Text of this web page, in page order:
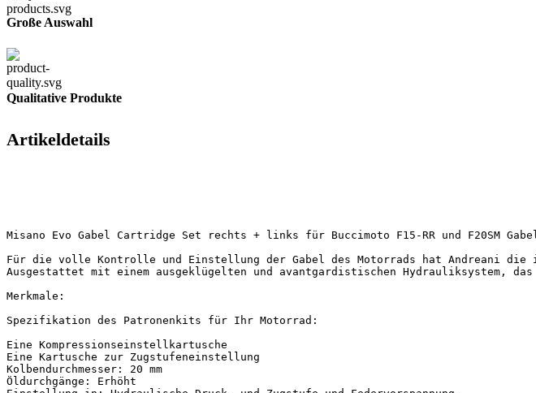
Große Auswahl
Qualitative Produkte
Artikeldetails
Misano Evo Gabel Cartridge Set rechts + links für Buccimoto F15-RR und F20SM
Für die volle Kontrolle und Einstellung der Gabel des Motorrads hat Andreani die
Ausgestattet mit einem ausgeklügelten und avantgardistischen Hydrauliksystem,
Merkmale:
Spezifikation des Patronenkits für Ihr Motorrad:
Eine Kompressionseinstellkartusche
Eine Kartusche zur Zugstufeneinstellung
Kolbendurchmesser: 20 mm
Öldurchgänge: Erhöht